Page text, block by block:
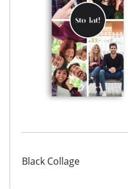
Black Collage